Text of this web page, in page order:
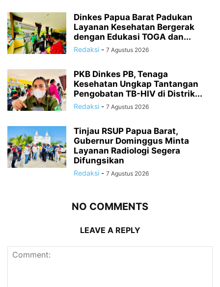
Dinkes Papua Barat Padukan
Layanan Kesehatan Bergerak
dengan Edukasi TOGA dan...
Redaksi - 7 Agustus 2026
PKB Dinkes PB, Tenaga
Kesehatan Ungkap Tantangan
Pengobatan TB-HIV di Distrik...
Redaksi - 7 Agustus 2026
Tinjau RSUP Papua Barat,
Gubernur Dominggus Minta
Layanan Radiologi Segera
Difungsikan
Redaksi - 7 Agustus 2026
NO COMMENTS
LEAVE A REPLY